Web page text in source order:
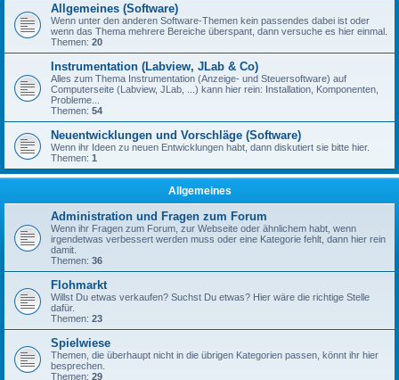
Allgemeines (Software)
Wenn unter den anderen Software-Themen kein passendes dabei ist oder
wenn das Thema mehrere Bereiche überspant, dann versuche es hier einmal.
Themen: 20
Instrumentation (Labview, JLab & Co)
Alles zum Thema Instrumentation (Anzeige- und Steuersoftware) auf
Computerseite (Labview, JLab, ...) kann hier rein: Installation, Komponenten,
Probleme...
Themen: 54
Neuentwicklungen und Vorschläge (Software)
Wenn ihr Ideen zu neuen Entwicklungen habt, dann diskutiert sie bitte hier.
Themen: 1
Allgemeines
Administration und Fragen zum Forum
Wenn ihr Fragen zum Forum, zur Webseite oder ähnlichem habt, wenn
irgendetwas verbessert werden muss oder eine Kategorie fehlt, dann hier rein
damit.
Themen: 36
Flohmarkt
Willst Du etwas verkaufen? Suchst Du etwas? Hier wäre die richtige Stelle
dafür.
Themen: 23
Spielwiese
Themen, die überhaupt nicht in die übrigen Kategorien passen, könnt ihr hier
besprechen.
Themen: 29